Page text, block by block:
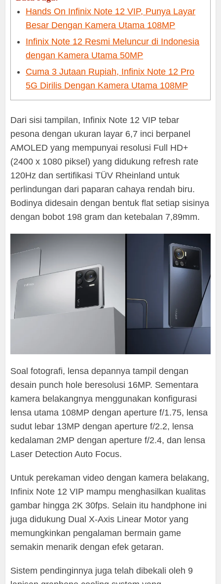
Hands On Infinix Note 12 VIP, Punya Layar
Besar Dengan Kamera Utama 108MP
Infinix Note 12 Resmi Meluncur di Indonesia
dengan Kamera Utama 50MP
Cuma 3 Jutaan Rupiah, Infinix Note 12 Pro
5G Dirilis Dengan Kamera Utama 108MP
Dari sisi tampilan, Infinix Note 12 VIP tebar
pesona dengan ukuran layar 6,7 inci berpanel
AMOLED yang mempunyai resolusi Full HD+
(2400 x 1080 piksel) yang didukung refresh rate
120Hz dan sertifikasi TÜV Rheinland untuk
perlindungan dari paparan cahaya rendah biru.
Bodinya didesain dengan bentuk flat setiap sisinya
dengan bobot 198 gram dan ketebalan 7,89mm.
Soal fotografi, lensa depannya tampil dengan
desain punch hole beresolusi 16MP. Sementara
kamera belakangnya menggunakan konfigurasi
lensa utama 108MP dengan aperture f/1.75, lensa
sudut lebar 13MP dengan aperture f/2.2, lensa
kedalaman 2MP dengan aperture f/2.4, dan lensa
Laser Detection Auto Focus.
Untuk perekaman video dengan kamera belakang,
Infinix Note 12 VIP mampu menghasilkan kualitas
gambar hingga 2K 30fps. Selain itu handphone ini
juga didukung Dual X-Axis Linear Motor yang
memungkinkan pengalaman bermain game
semakin menarik dengan efek getaran.
Sistem pendinginnya juga telah dibekali oleh 9